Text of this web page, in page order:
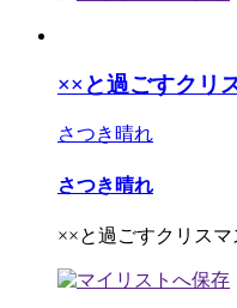
××と過ごすクリ
さつき晴れ
さつき晴れ
××と過ごすクリスマ